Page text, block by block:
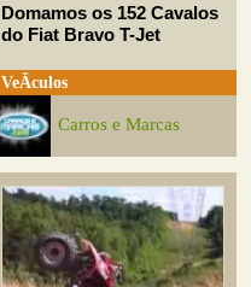
Domamos os 152 Cavalos
do Fiat Bravo T-Jet
VeÃ­culos
Carros e Marcas